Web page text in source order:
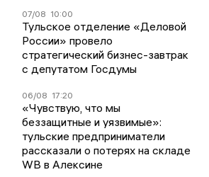
07/08 10:00
Тульское отделение «Деловой
России» провело
стратегический бизнес-завтрак
с депутатом Госдумы
06/08 17:20
«Чувствую, что мы
беззащитные и уязвимые»:
тульские предприниматели
рассказали о потерях на складе
WB в Алексине